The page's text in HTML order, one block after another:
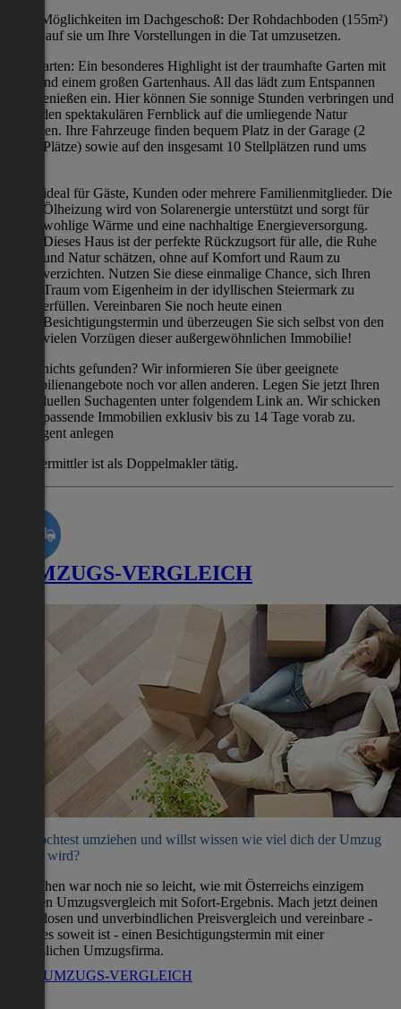
Viele Möglichkeiten im Dachgeschoß: Der Rohdachboden (155m²)
wartet auf sie um Ihre Vorstellungen in die Tat umzusetzen.
Der Garten: Ein besonderes Highlight ist der traumhafte Garten mit
Pool und einem großen Gartenhaus. All das lädt zum Entspannen
und Genießen ein. Hier können Sie sonnige Stunden verbringen und
dabei den spektakulären Fernblick auf die umliegende Natur
genießen. Ihre Fahrzeuge finden bequem Platz in der Garage (2
PKW Plätze) sowie auf den insgesamt 10 Stellplätzen rund ums
ideal für Gäste, Kunden oder mehrere Familienmitglieder. Die
Ölheizung wird von Solarenergie unterstützt und sorgt für
wohlige Wärme und eine nachhaltige Energieversorgung.
Dieses Haus ist der perfekte Rückzugsort für alle, die Ruhe
und Natur schätzen, ohne auf Komfort und Raum zu
verzichten. Nutzen Sie diese einmalige Chance, sich Ihren
Traum vom Eigenheim in der idyllischen Steiermark zu
erfüllen. Vereinbaren Sie noch heute einen
Besichtigungstermin und überzeugen Sie sich selbst von den
vielen Vorzügen dieser außergewöhnlichen Immobilie!
Noch nichts gefunden? Wir informieren Sie über geeignete
Immobilienangebote noch vor allen anderen. Legen Sie jetzt Ihren
individuellen Suchagenten unter folgendem Link an. Wir schicken
Ihnen passende Immobilien exklusiv bis zu 14 Tage vorab zu.
Suchagent anlegen
Der Vermittler ist als Doppelmakler tätig.
UMZUGS-VERGLEICH
Du möchtest umziehen und willst wissen wie viel dich der Umzug
kosten wird?
Umziehen war noch nie so leicht, wie mit Österreichs einzigem
direkten Umzugsvergleich mit Sofort-Ergebnis. Mach jetzt deinen
kostenlosen und unverbindlichen Preisvergleich und vereinbare -
wenn es soweit ist - einen Besichtigungstermin mit einer
verlässlichen Umzugsfirma.
ZUM UMZUGS-VERGLEICH